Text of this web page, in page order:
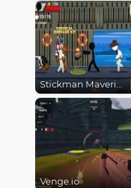
Stickman Maverick: Bad Boys Killer
Venge.io